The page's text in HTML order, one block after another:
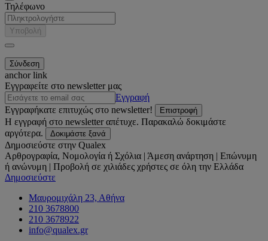
Τηλέφωνο
Υποβολή
anchor link
Εγγραφείτε στο newsletter μας
Εγγραφή
Εγγραφήκατε επιτυχώς στο newsletter!
Επιστροφή
Η εγγραφή στο newsletter απέτυχε. Παρακαλώ δοκιμάστε
αργότερα.
Δοκιμάστε ξανά
Δημοσιεύστε στην Qualex
Αρθρογραφία, Νομολογία ή Σχόλια | Άμεση ανάρτηση | Επώνυμη
ή ανώνυμη | Προβολή σε χιλιάδες χρήστες σε όλη την Ελλάδα
Δημοσιεύστε
Μαυρομιχάλη 23, Αθήνα
210 3678800
210 3678922
info@qualex.gr